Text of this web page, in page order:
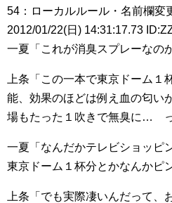
54：ローカルルール・名前欄変
2012/01/22(日) 14:31:17.73
一夏「これが消臭スプレーなの
上条「この一本で東京ドーム１
能、効果のほどは例え血の匂い
場もたった１吹きで無臭に… っ
一夏「なんだかテレビショッ
東京ドーム１杯分とかなんかピ
上条「でも実際凄いんだって、